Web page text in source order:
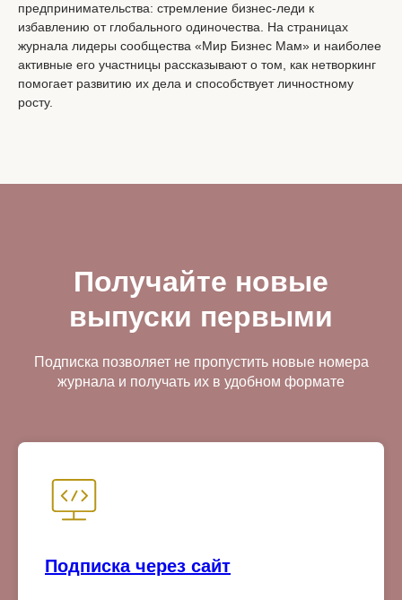
предпринимательства: стремление бизнес-леди к
избавлению от глобального одиночества. На страницах
журнала лидеры сообщества «Мир Бизнес Мам» и наиболее
активные его участницы рассказывают о том, как нетворкинг
помогает развитию их дела и способствует личностному
росту.
Получайте новые
выпуски первыми
Подписка позволяет не пропустить новые номера
журнала и получать их в удобном формате
Подписка через сайт